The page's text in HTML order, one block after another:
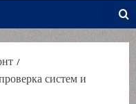
систем и